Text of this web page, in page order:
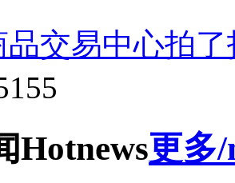
品交易中心拍
Hotnews更多